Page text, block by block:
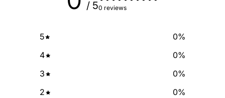
/ 50 reviews
5 0%
4
0%
3
0%
2
0%
SIGN ME UP!